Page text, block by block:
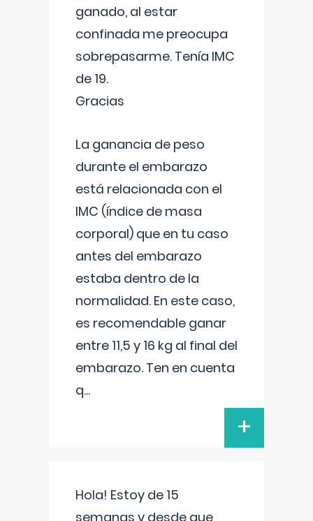
ganado, al estar
confinada me preocupa
sobrepasarme. Tenía IMC
de 19.
Gracias
La ganancia de peso
durante el embarazo
está relacionada con el
IMC (índice de masa
corporal) que en tu caso
antes del embarazo
estaba dentro de la
normalidad. En este caso,
es recomendable ganar
entre 11,5 y 16 kg al final del
embarazo. Ten en cuenta
q...
+
Hola! Estoy de 15
semanas y desde que